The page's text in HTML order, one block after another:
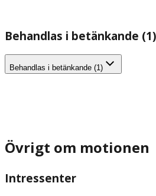
Behandlas i betänkande (1)
Behandlas i betänkande (1)
Övrigt om motionen
Intressenter